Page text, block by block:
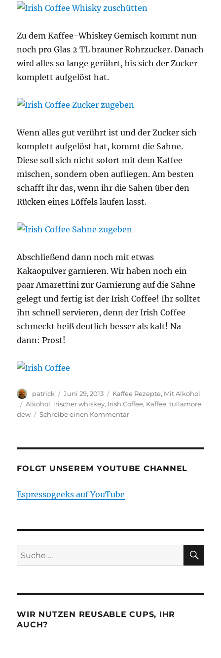
Zu dem Kaffee-Whiskey Gemisch kommt nun
noch pro Glas 2 TL brauner Rohrzucker. Danach
wird alles so lange gerührt, bis sich der Zucker
komplett aufgelöst hat.
Wenn alles gut verührt ist und der Zucker sich
komplett aufgelöst hat, kommt die Sahne.
Diese soll sich nicht sofort mit dem Kaffee
mischen, sondern oben aufliegen. Am besten
schafft ihr das, wenn ihr die Sahen über den
Rücken eines Löffels laufen lasst.
Abschließend dann noch mit etwas
Kakaopulver garnieren. Wir haben noch ein
paar Amarettini zur Garnierung auf die Sahne
gelegt und fertig ist der Irish Coffee! Ihr solltet
ihn schnell servieren, denn der Irish Coffee
schmeckt heiß deutlich besser als kalt! Na
dann: Prost!
Autor
patrick
Veröffentlicht
am
Juni 29, 2013 Kategorien
Kaffee Rezepte, Mit Alkohol
Schlagwörter
Alkohol, irischer whiskey, Irish Coffee, Kaffee,tullamore
dew
Schreibe einen Kommentarzu
FOLGT UNSEREM YOUTUBE CHANNEL
Espressogeeks auf YouTube
Suche
nach:
WIR NUTZEN REUSABLE CUPS, IHR
AUCH?